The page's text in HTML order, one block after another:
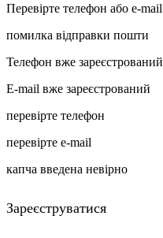
Перевірте телефон або e-mail
помилка відправки пошти
Телефон вже зареєстрований
E-mail вже зареєстрований
перевірте телефон
перевірте e-mail
капча введена невірно
Зареєструватися